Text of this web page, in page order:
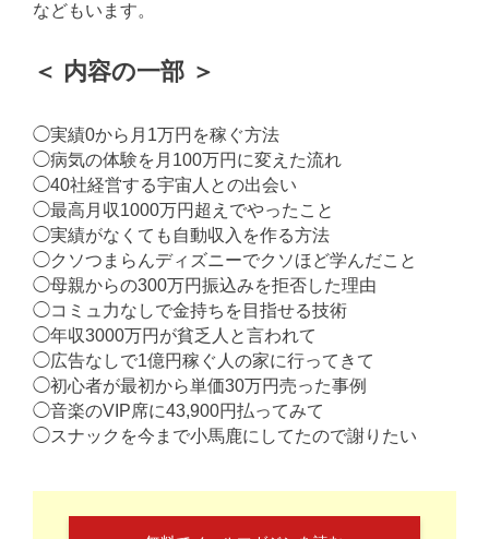
などもいます。
＜ 内容の一部 ＞
◯実績0から月1万円を稼ぐ方法
◯病気の体験を月100万円に変えた流れ
◯40社経営する宇宙人との出会い
◯最高月収1000万円超えでやったこと
◯実績がなくても自動収入を作る方法
◯クソつまらんディズニーでクソほど学んだこと
◯母親からの300万円振込みを拒否した理由
◯コミュ力なしで金持ちを目指せる技術
◯年収3000万円が貧乏人と言われて
◯広告なしで1億円稼ぐ人の家に行ってきて
◯初心者が最初から単価30万円売った事例
◯音楽のVIP席に43,900円払ってみて
◯スナックを今まで小馬鹿にしてたので謝りたい